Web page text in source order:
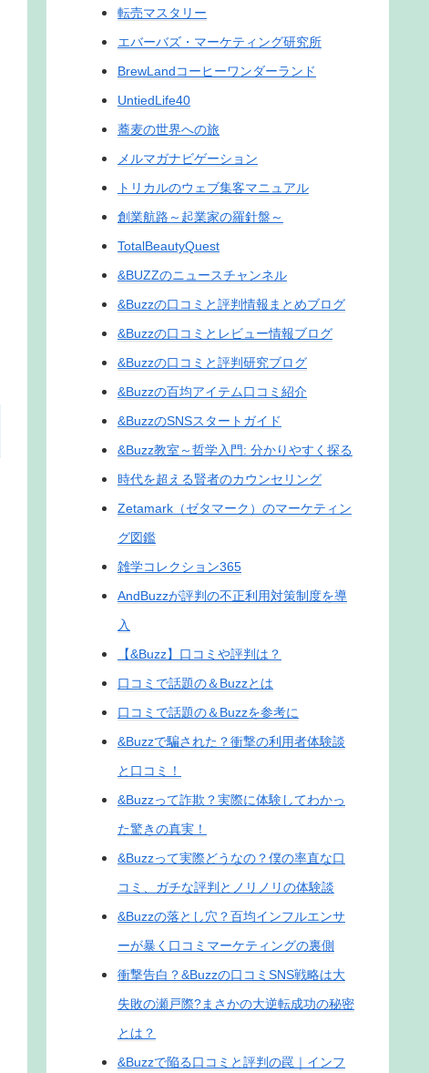
転売マスタリー
エバーバズ・マーケティング研究所
BrewLandコーヒーワンダーランド
UntiedLife40
蕎麦の世界への旅
メルマガナビゲーション
トリカルのウェブ集客マニュアル
創業航路～起業家の羅針盤～
TotalBeautyQuest
&BUZZのニュースチャンネル
&Buzzの口コミと評判情報まとめブログ
&Buzzの口コミとレビュー情報ブログ
&Buzzの口コミと評判研究ブログ
&Buzzの百均アイテム口コミ紹介
&BuzzのSNSスタートガイド
&Buzz教室～哲学入門: 分かりやすく探る
時代を超える賢者のカウンセリング
Zetamark（ゼタマーク）のマーケティン
グ図鑑
雑学コレクション365
AndBuzzが評判の不正利用対策制度を導
入
【&Buzz】口コミや評判は？
口コミで話題の＆Buzzとは
口コミで話題の＆Buzzを参考に
&Buzzで騙された？衝撃の利用者体験談
と口コミ！
&Buzzって詐欺？実際に体験してわかっ
た驚きの真実！
&Buzzって実際どうなの？僕の率直な口
コミ、ガチな評判とノリノリの体験談
&Buzzの落とし穴？百均インフルエンサ
ーが暴く口コミマーケティングの裏側
衝撃告白？&Buzzの口コミSNS戦略は大
失敗の瀬戸際?まさかの大逆転成功の秘密
とは？
&Buzzで陥る口コミと評判の罠｜インフ